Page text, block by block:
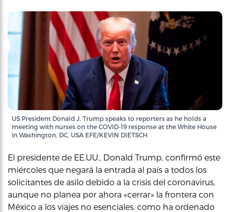
US President Donald J. Trump speaks to reporters as he holds a
meeting with nurses on the COVID-19 response at the White House
in Washington, DC, USA EFE/KEVIN DIETSCH
El presidente de EE.UU., Donald Trump, confirmó este
miércoles que negará la entrada al país a todos los
solicitantes de asilo debido a la crisis del coronavirus,
aunque no planea por ahora «cerrar» la frontera con
México a los viajes no esenciales, como ha ordenado